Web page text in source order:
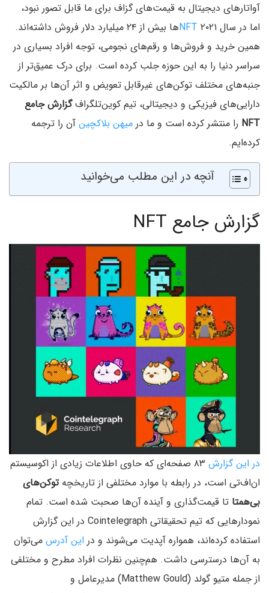
آواتارهای دیجیتال به قیمت‌های گزاف برای ما قابل تصور نبود،
اما در سال ۲۰۲۱
NFT
ها بیش از ۲۴ میلیارد دلار فروش داشته‌اند.
همین خرید و فروش‌ها و رقم‌های نجومی،‌ توجه افراد بسیاری در
سراسر دنیا را به این حوزه جلب کرده است. برای درک عمیق‌تر از
جنبه‌های مختلف توکن‌های غیرقابل تعویض و اثر آن‌ها بر مالکیت
دارایی‌های فیزیکی و دیجیتالی، تیم کوین‌تلگرافگزارش جامع
NFT را منتشر کرده است و ما در میهن بلاکچین آن را ترجمه
کرده‌ایم.
آنچه در این مطلب می‌خوانید
گزارش جامع NFT
در این گزارش
۸۳ صفحه‌ای که حاوی اطلاعات زیادی از اکوسیستم
ان‌اف‌تی است، در رابطه با موارد مختلفی از تاریخچهتوکن‌های
بی‌همتا تا قیمت‌گذاری و آینده آن‌ها صحبت شده است. تمام
نمودارهایی که تیم تحقیقاتی Cointelegraph در این گزارش
استفاده کرده‌اند، همواره آپدیت می‌شوند و در این آدرس می‌توان
به آن‌ها درسترسی داشت. هم‌چنین نظرات افراد مطرح و مختلفی
از جمله متیو گولد (Matthew Gould) مدیرعامل و